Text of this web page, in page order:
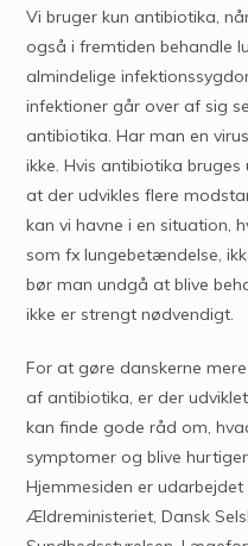
Vi bruger kun antibiotika,
også i fremtiden behandle
almindelige
infektioner går over af sig
antibiotika. Har man en
ikke. Hvis antibiotika
at der udvikles flere
kan vi havne i en situation,
som fx lungebetændelse,
bør man undgå at blive
ikke er strengt nødvendigt.
For at gøre danskerne
af antibiotika, er der
kan finde gode råd om,
symptomer og blive
Hjemmesiden er
Ældreministeriet, Dansk